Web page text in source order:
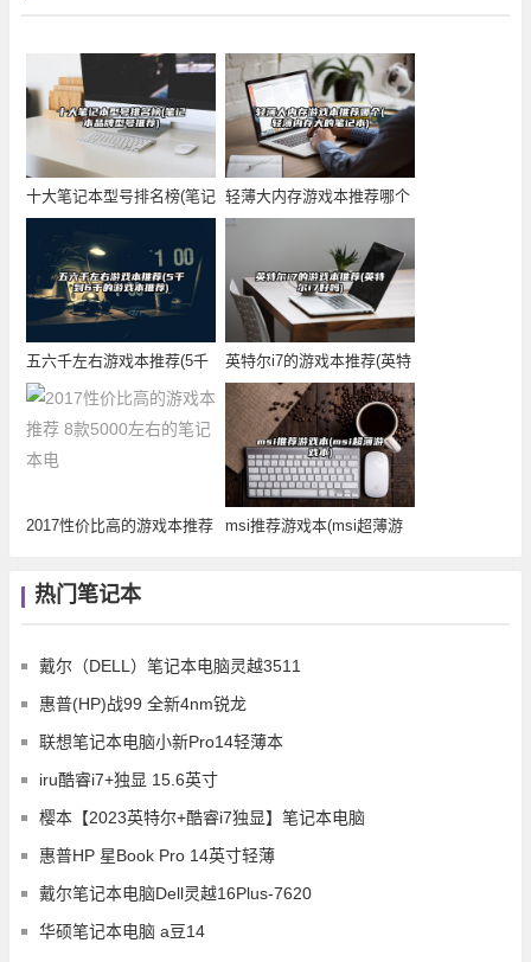
十大笔记本型号排名榜(笔记
本品牌型号推荐
轻薄大内存游戏本推荐哪个
(轻薄内存大的笔
五六千左右游戏本推荐(5千
到6千的游戏本
英特尔i7的游戏本推荐(英特
尔i7好吗)
2017性价比高的游戏本推荐
msi推荐游戏本(msi超薄游
热门笔记本
戴尔（DELL）笔记本电脑灵越3511
惠普(HP)战99 全新4nm锐龙
联想笔记本电脑小新Pro14轻薄本
iru酷睿i7+独显 15.6英寸
樱本【2023英特尔+酷睿i7独显】笔记本电脑
惠普HP 星Book Pro 14英寸轻薄
戴尔笔记本电脑Dell灵越16Plus-7620
华硕笔记本电脑 a豆14